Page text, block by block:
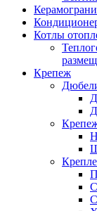
Котлы
Крепеж